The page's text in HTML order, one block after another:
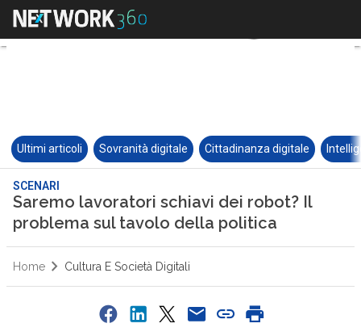
Ultimi articoli Sovranità digitale Cittadinanza digitale
SCENARI
Saremo lavoratori schiavi dei robot? Il
problema sul tavolo della politica
Home Cultura E Società Digitali